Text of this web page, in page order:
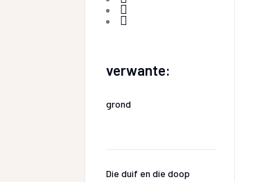
verwante:
grond
Die duif en die doop